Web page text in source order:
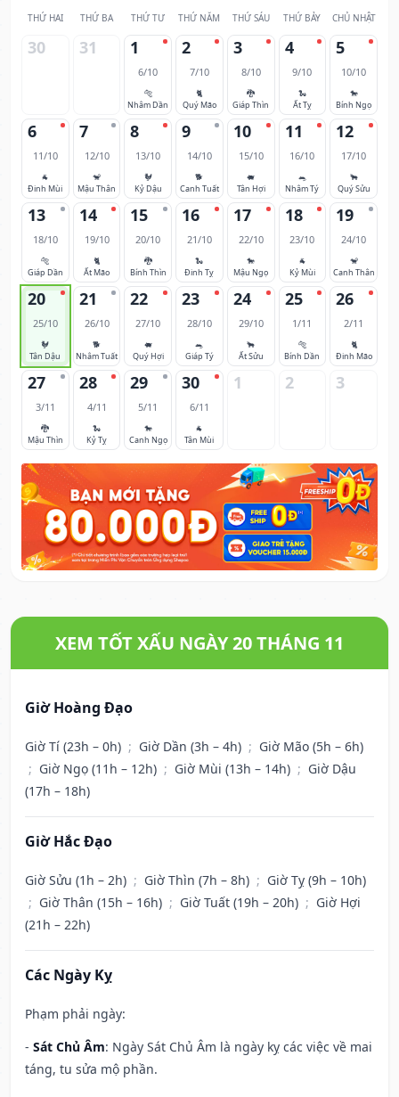
THỨ HAI THỨ BA THỨ TƯ THỨ NĂM THỨ SÁU THỨ BẢY CHỦ NHẬT
30 31 1
6/10
🐅
Nhâm Dần
2
7/10
🐈
Quý Mão
3
8/10
🐉
Giáp Thìn
4
9/10
🐍
Ất Tỵ
5
10/10
🐎
Bính Ngọ
6
11/10
🐐
Đinh Mùi
7
12/10
🐒
Mậu Thân
8
13/10
🐓
Kỷ Dậu
9
14/10
🐕
Canh Tuất
10
15/10
🐖
Tân Hợi
11
16/10
🐀
Nhâm Tý
12
17/10
🐂
Quý Sửu
13
18/10
🐅
Giáp Dần
14
19/10
🐈
Ất Mão
15
20/10
🐉
Bính Thìn
16
21/10
🐍
Đinh Tỵ
17
22/10
🐎
Mậu Ngọ
18
23/10
🐐
Kỷ Mùi
19
24/10
🐒
Canh Thân
20
25/10
🐓
Tân Dậu
21
26/10
🐕
Nhâm Tuất
22
27/10
🐖
Quý Hợi
23
28/10
🐀
Giáp Tý
24
29/10
🐂
Ất Sửu
25
1/11
🐅
Bính Dần
26
2/11
🐈
Đinh Mão
27
3/11
🐉
Mậu Thìn
28
4/11
🐍
Kỷ Tỵ
29
5/11
🐎
Canh Ngọ
30
6/11
🐐
Tân Mùi
1 2 3
XEM TỐT XẤU NGÀY 20 THÁNG 11
Giờ Hoàng Đạo
Giờ Tí (23h – 0h) ; Giờ Dần (3h – 4h) ; Giờ Mão (5h – 6h)
; Giờ Ngọ (11h – 12h) ; Giờ Mùi (13h – 14h) ; Giờ Dậu
(17h – 18h)
Giờ Hắc Đạo
Giờ Sửu (1h – 2h) ; Giờ Thìn (7h – 8h) ; Giờ Tỵ (9h – 10h)
; Giờ Thân (15h – 16h) ; Giờ Tuất (19h – 20h) ; Giờ Hợi
(21h – 22h)
Các Ngày Kỵ
Phạm phải ngày:
- Sát Chủ Âm: Ngày Sát Chủ Âm là ngày kỵ các việc về mai
táng, tu sửa mộ phần.